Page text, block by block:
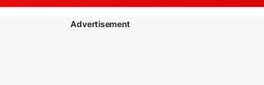
Advertisement